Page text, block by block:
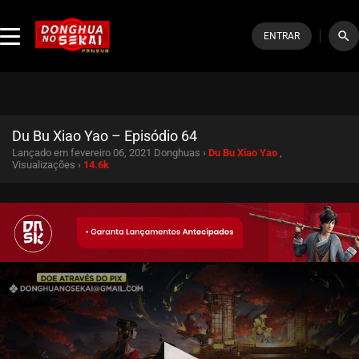
ENTRAR search
Du Bu Xiao Yao – Episódio 64
Lançado em fevereiro 06, 2021 Donghuas › Du Bu Xiao Yao
Visualizações › 14.6k